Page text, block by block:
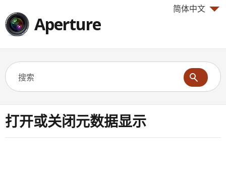
简体中文
Aperture
打开或关闭元数据显示